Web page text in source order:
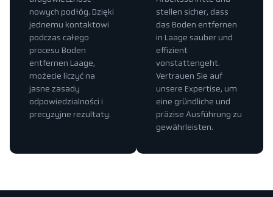
stellen sicher, dass
das Boden entfernen
in Laage sauber und
effizient
vonstattengeht.
Vertrauen Sie auf
unsere Expertise, um
eine gründliche und
präzise Ausführung zu
gewährleisten.
nowych podłóg. Dzięki
jednemu kontaktowi
podczas całego
procesu Boden
entfernen Laage,
możecie liczyć na
jasne zasady
odpowiedzialności i
precyzyjne rezultaty.